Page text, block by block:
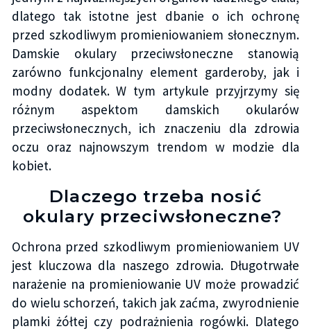
dlatego tak istotne jest dbanie o ich ochronę
przed szkodliwym promieniowaniem słonecznym.
Damskie okulary przeciwsłoneczne stanowią
zarówno funkcjonalny element garderoby, jak i
modny dodatek. W tym artykule przyjrzymy się
różnym aspektom damskich okularów
przeciwsłonecznych, ich znaczeniu dla zdrowia
oczu oraz najnowszym trendom w modzie dla
kobiet.
Dlaczego trzeba nosić
okulary przeciwsłoneczne?
Ochrona przed szkodliwym promieniowaniem UV
jest kluczowa dla naszego zdrowia. Długotrwałe
narażenie na promieniowanie UV może prowadzić
do wielu schorzeń, takich jak zaćma, zwyrodnienie
plamki żółtej czy podrażnienia rogówki. Dlatego